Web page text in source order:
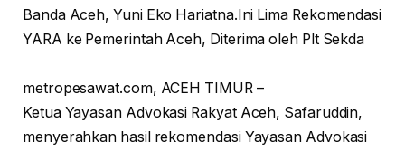
Banda Aceh, Yuni Eko Hariatna.Ini Lima Rekomendasi
YARA ke Pemerintah Aceh, Diterima oleh Plt Sekda
metropesawat.com, ACEH TIMUR –
Ketua Yayasan Advokasi Rakyat Aceh, Safaruddin,
menyerahkan hasil rekomendasi Yayasan Advokasi